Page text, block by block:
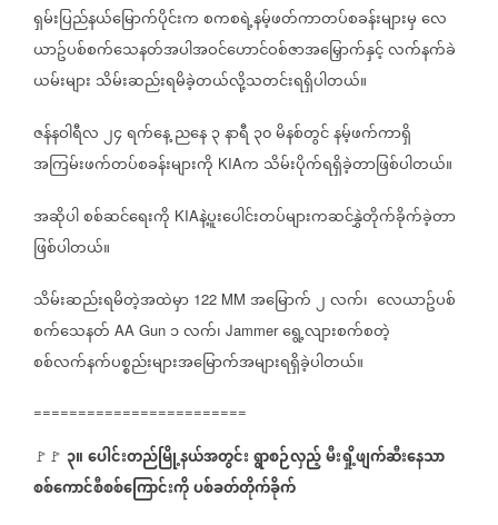
ရှမ်းပြည်နယ်မြောက်ပိုင်းကစကစရဲ့နမ့်ဖတ်ကာတပ်စခန်းများမှလေ
ယာဥ်ပစ်စက်သေနတ်အပါအဝင်ဟောင်ဝစ်ဇာအမြှောက်နှင့်လက်နက်ခဲ
ယမ်းများ သိမ်းဆည်းရမိခဲ့တယ်လို့သတင်းရရှိပါတယ်။
ဇန်နဝါရီလ၂၄ရက်နေ့ညနေ၃နာရီ ၃၀မိနစ်တွင်နမ့်ဖက်ကာရှိ
အကြမ်းဖက်တပ်စခန်းများကို KIAက သိမ်းပိုက်ရရှိခဲ့တာဖြစ်ပါတယ်။
အဆိုပါစစ်ဆင်ရေးကို KIAနဲ့ပူးပေါင်းတပ်များကဆင်နွှဲတိုက်ခိုက်ခဲ့တာ
ဖြစ်ပါတယ်။
သိမ်းဆည်းရမိတဲ့အထဲမှာ 122 MM အမြောက်၂လက်၊ လေယာဥ်ပစ်
စက်သေနတ် AA Gun ၁လက်၊ Jammerရွေ့လျားစက်စတဲ့
စစ်လက်နက်ပစ္စည်းများအမြောက်အများရရှိခဲ့ပါတယ်။
========================
🚩🚩 ၃။ပေါင်းတည်မြို့နယ်အတွင်းရွာစဉ်လှည့်မီးရှို့ဖျက်ဆီးနေသာ
စစ်ကောင်စီစစ်ကြောင်းကိုပစ်ခတ်တိုက်ခိုက်